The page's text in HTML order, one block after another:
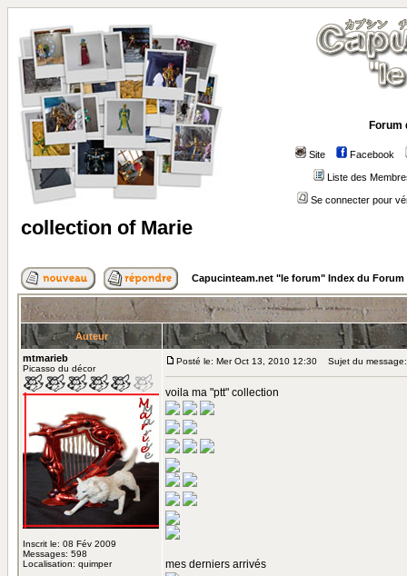
Forum
Site Facebook
Liste des
Se connecter pour
collection of Marie
Capucinteam.net "le forum" Index du Forum
Auteur
mtmarieb
Picasso du décor
Inscrit le: 08 Fév 2009
Messages: 598
Localisation: quimper
Posté le: Mer Oct 13, 2010 12:30 Sujet du
voila ma "ptt" collection
mes derniers arrivés